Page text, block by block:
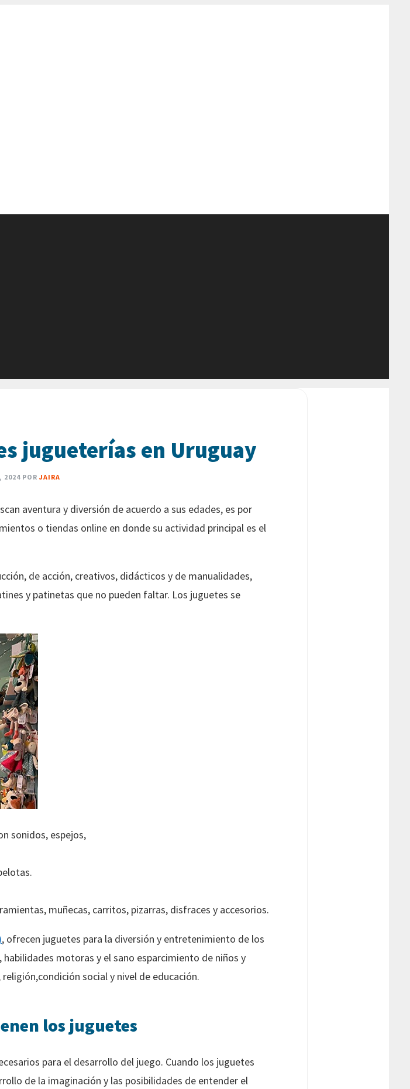
jugueterías en Uruguay
2024 POR JAIRA
aventura y diversión de acuerdo a sus edades, es por
o tiendas online en donde su actividad principal es el
de acción, creativos, didácticos y de manualidades,
y patinetas que no pueden faltar. Los juguetes se
sonidos, espejos,
muñecas, carritos, pizarras, disfraces y accesorios.
, ofrecen juguetes para la diversión y entretenimiento de los
motoras y el sano esparcimiento de niños y
social y nivel de educación.
los juguetes
para el desarrollo del juego. Cuando los juguetes
de la imaginación y las posibilidades de entender el